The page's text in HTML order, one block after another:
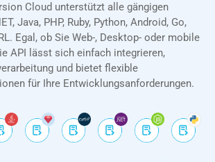
Cloud unterstützt alle gängigen
Java, PHP, Ruby, Python, Android, Go,
Egal, ob Sie Web-, Desktop- oder mobile
API lässt sich einfach integrieren,
und bietet flexible
für Ihre Entwicklungsanforderungen.